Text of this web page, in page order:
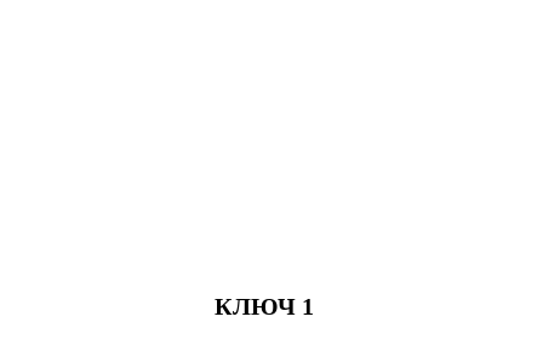
КЛЮЧ 1